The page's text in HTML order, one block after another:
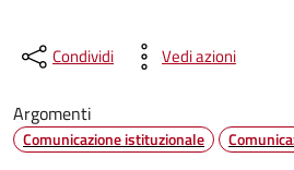
Condividi Vedi azioni
Argomenti
Comunicazione istituzionale